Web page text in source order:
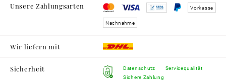
Unsere Zahlungsarten Vorkasse
Nachnahme
Wir liefern mit
Sicherheit
Datenschutz
Sichere Zahlung
Servicequalität